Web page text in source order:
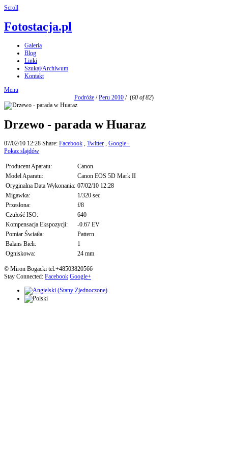
Scroll
Fotostacja.pl
Galeria
Blog
Linki
Szukaj/Archiwum
Kontakt
Menu
Podróże /Peru 2010 / (60 of 82)
Drzewo - parada w Huaraz
07/02/10 12:28 Share: Facebook , Twitter , Google+
Pokaz slajdów
Producent Aparatu:
Canon
Model Aparatu:
Canon EOS 5D Mark II
Oryginalna Data Wykonania: 07/02/10 12:28
Migawka:
1/320 sec
Przesłona:
f/8
Czułość ISO:
640
Kompensacja Ekspozycji:
-0.67 EV
Pomiar Światła:
Pattern
Balans Bieli:
1
Ogniskowa:
24 mm
© Miron Bogacki tel.+48503820566
Stay Connected: Facebook Google+